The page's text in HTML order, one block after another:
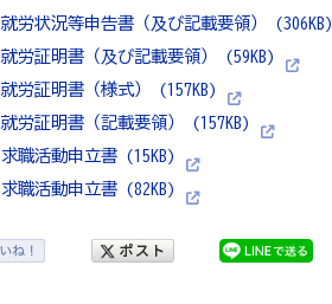
就労状況等申告書（及び記載要領） (306KB)
就労証明書（及び記載要領） (59KB)
就労証明書（様式） (157KB)
就労証明書（記載要領） (157KB)
求職活動申立書 (15KB)
求職活動申立書 (82KB)